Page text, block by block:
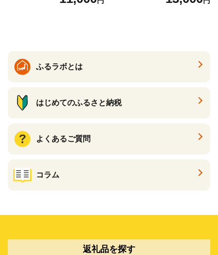
すすめスイーツ 神戸スイー
ト 詰め合わせ ギフト】
ふるラボとは
はじめてのふるさと納税
よくあるご質問
コラム
返礼品を探す